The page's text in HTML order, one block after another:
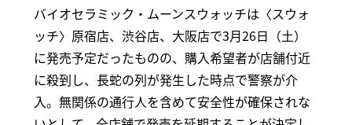
バイオセラミック・ムーンスウォッチは〈スウォ
ッチ〉原宿店、渋谷店、大阪店で3月26日（土）
に発売予定だったものの、購入希望者が店舗付近
に殺到し、長蛇の列が発生した時点で警察が介
入。無関係の通行人を含めて安全性が確保されな